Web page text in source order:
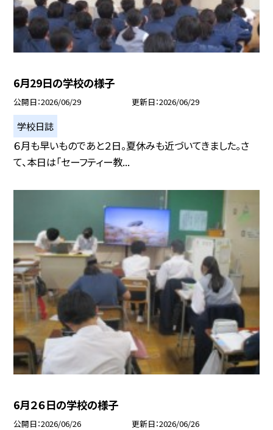
6月29日の学校の様子
公開日 2026/06/29 更新日 2026/06/29
学校日誌
６月も早いものであと２日。夏休みも近づいてきました。さ
て、本日は「セーフティー教...
6月２６日の学校の様子
公開日 2026/06/26 更新日 2026/06/26